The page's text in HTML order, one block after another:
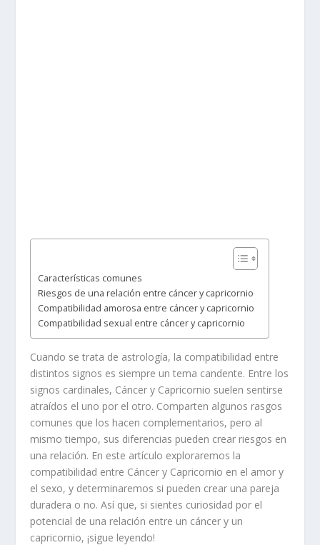
Características comunes
Riesgos de una relación entre cáncer y capricornio
Compatibilidad amorosa entre cáncer y capricornio
Compatibilidad sexual entre cáncer y capricornio
Cuando se trata de astrología, la compatibilidad entre
distintos signos es siempre un tema candente. Entre los
signos cardinales, Cáncer y Capricornio suelen sentirse
atraídos el uno por el otro. Comparten algunos rasgos
comunes que los hacen complementarios, pero al
mismo tiempo, sus diferencias pueden crear riesgos en
una relación. En este artículo exploraremos la
compatibilidad entre Cáncer y Capricornio en el amor y
el sexo, y determinaremos si pueden crear una pareja
duradera o no. Así que, si sientes curiosidad por el
potencial de una relación entre un cáncer y un
capricornio, ¡sigue leyendo!